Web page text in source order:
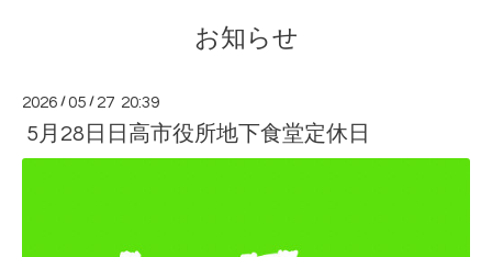
お知らせ
2026 /05 / 27 20:39
5月28日日高市役所地下食堂定休日